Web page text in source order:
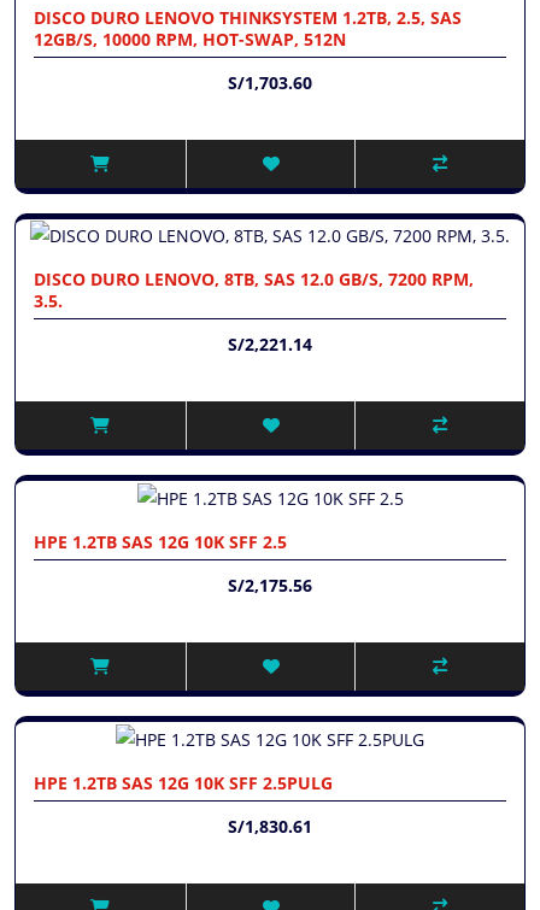
DISCO DURO LENOVO THINKSYSTEM 1.2TB, 2.5, SAS
12GB/S, 10000 RPM, HOT-SWAP, 512N
S/1,703.60
DISCO DURO LENOVO, 8TB, SAS 12.0 GB/S, 7200 RPM,
3.5.
S/2,221.14
HPE 1.2TB SAS 12G 10K SFF 2.5
S/2,175.56
HPE 1.2TB SAS 12G 10K SFF 2.5PULG
S/1,830.61